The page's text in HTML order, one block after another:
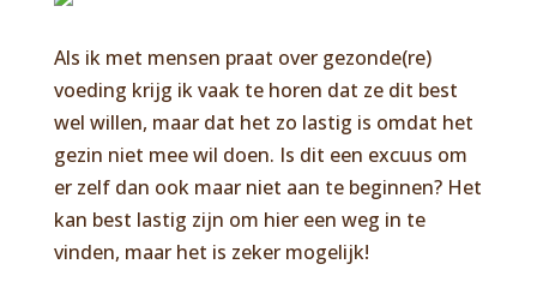
Als ik met mensen praat over gezonde(re)
voeding krijg ik vaak te horen dat ze dit best
wel willen, maar dat het zo lastig is omdat het
gezin niet mee wil doen. Is dit een excuus om
er zelf dan ook maar niet aan te beginnen? Het
kan best lastig zijn om hier een weg in te
vinden, maar het is zeker mogelijk!